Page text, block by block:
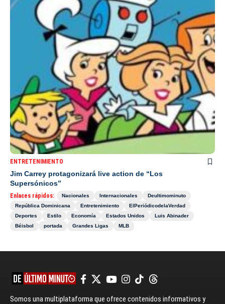
ENTRETENIMIENTO
Jim Carrey protagonizará live action de “Los
Supersónicos”
Enlaces rápidos: Nacionales Internacionales
Deultimominuto
República Dominicana
Entretenimiento
ElPeriódicodelaVerdad
Deportes
Estilo Economía Estados Unidos
Luis Abinader
Béisbol
portada Grandes Ligas MLB
Somos una multiplataforma que ofrece contenidos informativos y